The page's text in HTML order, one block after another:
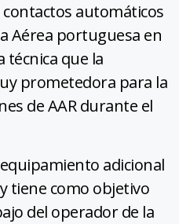
contactos automáticos
Aérea portuguesa en
técnica que la
prometedora para la
de AAR durante el
adicional
tiene como objetivo
del operador de la